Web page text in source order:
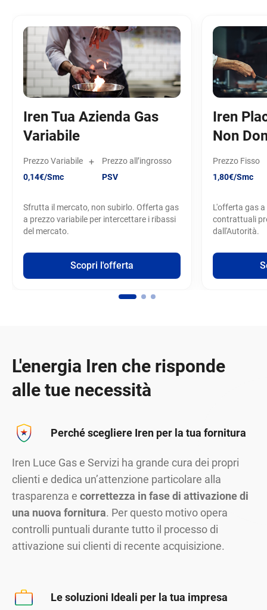
Iren Tua Azienda Gas
Variabile
Prezzo Variabile
0,14€/Smc
+
Prezzo all’ingrosso
PSV
Sfrutta il mercato, non subirlo. Offerta gas
a prezzo variabile per intercettare i ribassi
del mercato.
Scopri l'offerta
Iren
Non
Prezzo Fisso
1,80€/Smc
L'offerta gas
contrattuali
dall'Autorità.
L'energia Iren che risponde
alle tue necessità
Perché scegliere Iren per la tua fornitura
Iren Luce Gas e Servizi ha grande cura dei propri
clienti e dedica un’attenzione particolare alla
trasparenza ecorrettezza in fase di attivazione di
una nuova fornitura. Per questo motivo opera
controlli puntuali durante tutto il processo di
attivazione sui clienti di recente acquisizione.
Le soluzioni Ideali per la tua impresa